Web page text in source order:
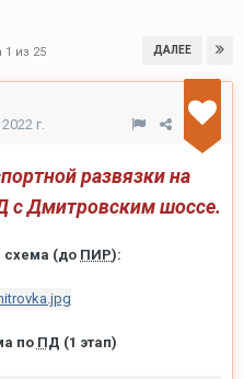
ДАЛЕЕ
1 из 25
г.
развязки на
с Дмитровским шоссе.
схема (до ПИР):
по ПД (1 этап)